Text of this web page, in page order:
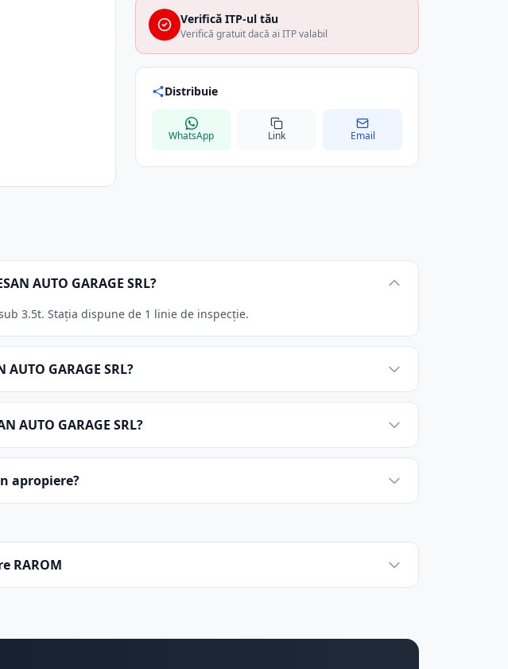
Verifică ITP-ul tău
Verifică gratuit dacă ai ITP valabil
Distribuie
WhatsApp Link Email
AUTO GARAGE SRL?
sub 3.5t. Stația dispune de 1 linie de inspecție.
GARAGE SRL?
AUTO GARAGE SRL?
apropiere?
RAROM